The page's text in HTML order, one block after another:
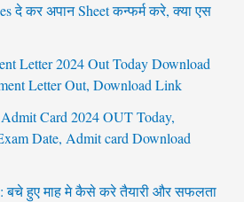
दे कर अपान Sheet कन्फर्म करे, क्या एस
Letter 2024 Out Today Download
Letter Out, Download Link
Card 2024 OUT Today,
Date, Admit card Download
हुए माह मे कैसे करे तैयारी और सफलता